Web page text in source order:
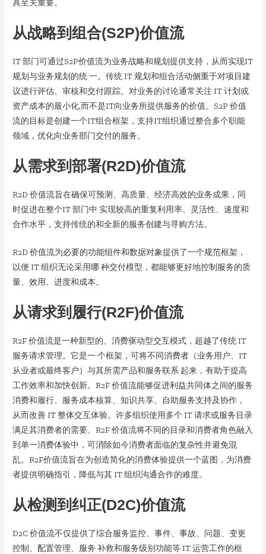
具至关重要。
从战略到组合(S2P)价值流
IT 部门可通过S2P价值流为业务战略和规划提供支持，从而实现IT
规划与业务规划的统 一。传统 IT 规划和组合活动侧重于对项目建
议进行评估、审核和交付跟踪。对业务的讨论通常关注 IT 计划或
资产成本的最小化,而不是IT向业务所提供服务的价值。S2P 价值
流的目标是创建一个IT组合框架，支持IT组织通过整合多个职能
领域，优化向业务部门交付的服务。
从需求到部署(R2D)价值流
R2D 价值流旨在确保可预测、高质量、经济高效的业务成果，同
时促进在整个IT 部门中 实现较高的重复利用率、灵活性、速度和
合作水平，支持传统的和全新的服务创建与寻购方法。
R2D 价值流为必要的功能组件和数据对象提供了一个规范框架，
以便 IT 组织无论采用哪 种交付模型，都能够更好地控制服务的质
量、效用、进度和成本。
从请求到履行(R2F)价值流
R2F 价值流是一种新型的、消费驱动型交互模式，超越了传统 IT
服务请求管理。它是一 个框架，可将不同消费者（业务用户、IT
从业者或最终客户）与其所需产品和服务联系 起来，有助于提高
工作效率和加快创新。R2F 价值流能够促进利益共同体之间的服务
消费和履行、服务成本核算、知识共享、自助服务支持及协作，
从而改善 IT 整体交互体验。许多组织使用多个 IT 请求或服务目录
满足其消费者的需要。R2F 价值流将不同的目录和消费者角色融入
到单一消费体验中，可消除如今消费者面临的复杂性并避免混
乱。R2F价值流旨在为创造简化的消费体验提供一个蓝图，为消费
者提供明确指引，降低与其 IT 组织沟通合作的难度。
从检测到纠正(D2C)价值流
D2C 价值流不仅提供了综合服务监控、事件、事故、问题、变更
控制、配置管理、服务 补救和服务级别功能等 IT 运营工作的框